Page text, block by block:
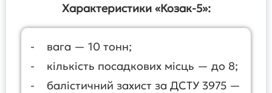
Характеристики «Козак-5»:
- вага — 10 тонн;
- кількість посадкових місць — до 8;
- балістичний захист за ДСТУ 3975 —